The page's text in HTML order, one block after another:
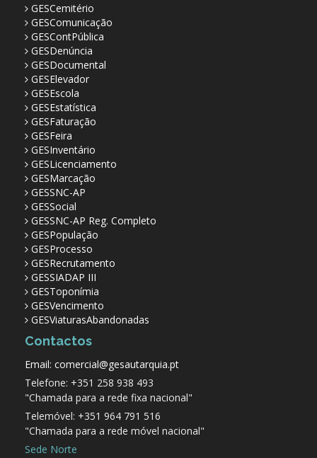
GESCemitério
GESComunicação
GESContPública
GESDenúncia
GESDocumental
GESElevador
GESEscola
GESEstatística
GESFaturação
GESFeira
GESInventário
GESLicenciamento
GESMarcação
GESSNC-AP
GESSocial
GESSNC-AP Reg. Completo
GESPopulação
GESProcesso
GESRecrutamento
GESSIADAP III
GESToponímia
GESVencimento
GESViaturasAbandonadas
Contactos
Email: comercial@gesautarquia.pt
Telefone: +351 258 938 493
"Chamada para a rede fixa nacional"
Telemóvel: +351 964 791 516
"Chamada para a rede móvel nacional"
Sede Norte